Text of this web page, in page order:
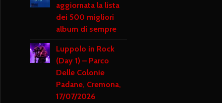
aggiornata la lista
dei 500 migliori
album di sempre
Luppolo in Rock
(Day 1) – Parco
Delle Colonie
Padane, Cremona,
17/07/2026